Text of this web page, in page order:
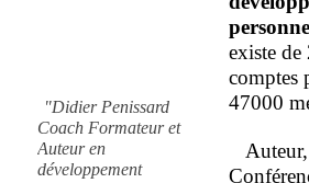
"Didier Penissard
Coach Formateur et
Auteur en
développement
existe de
comptes
47000
Auteur,